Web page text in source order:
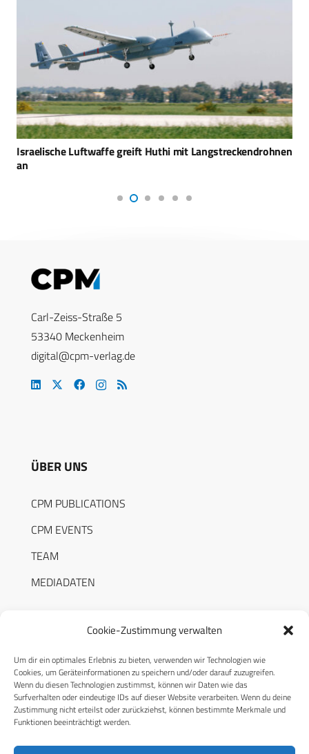
Cookie-Zustimmung verwalten
Um dir ein optimales Erlebnis zu bieten, verwenden wir Technologien wie
Cookies, um Geräteinformationen zu speichern und/oder darauf zuzugreifen.
Wenn du diesen Technologien zustimmst, können wir Daten wie das
Surfverhalten oder eindeutige IDs auf dieser Website verarbeiten. Wenn du deine
Zustimmung nicht erteilst oder zurückziehst, können bestimmte Merkmale und
Funktionen beeinträchtigt werden.
Israelische Luftwaffe greift Huthi mit Langstreckendrohnen
an
Carl-Zeiss-Straße 5
53340 Meckenheim
digital@cpm-verlag.de
ÜBER UNS
CPM PUBLICATIONS
CPM EVENTS
TEAM
MEDIADATEN
RECHTLICHES
Datenschutzerklärung
Cookie-Richtlinie (EU)